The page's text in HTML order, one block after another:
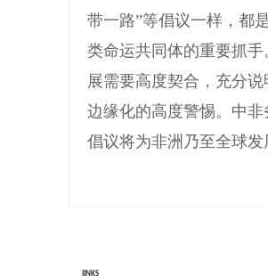
带一路”等倡议一样，都
类命运共同体的重要抓
展需要高度契合，充分
边缘化的高度警惕。中
倡议将为非洲乃至全球发
lINKS